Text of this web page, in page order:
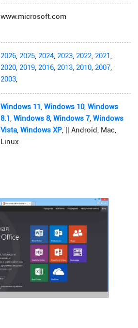
www.microsoft.com
2026, 2025, 2024, 2023, 2022, 2021,
2020, 2019, 2016, 2013, 2010, 2007,
2003,
Windows 11,Windows 10,Windows
8.1,Windows 8,Windows 7,Windows
Vista,Windows XP, || Android, Mac,
Linux